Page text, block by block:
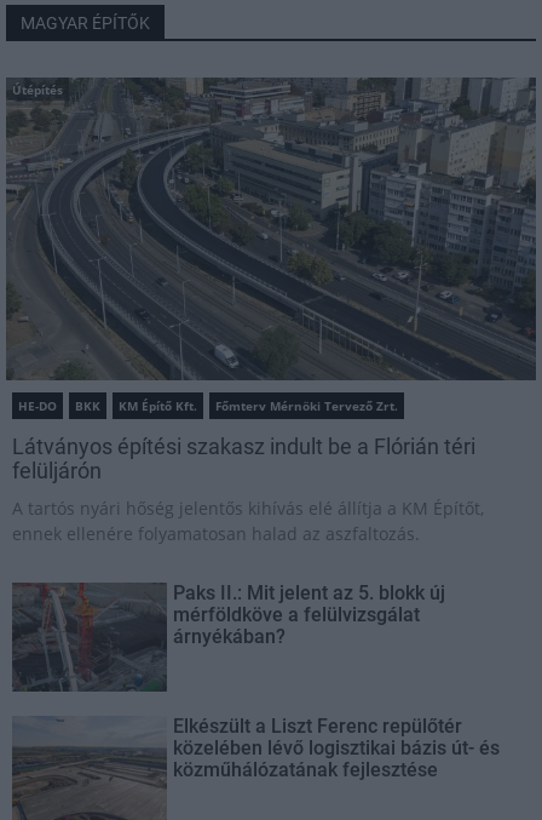
MAGYAR ÉPÍTŐK
Útépítés
HE-DO BKK KM Építő Kft. Főmterv Mérnöki Tervező Zrt.
Látványos építési szakasz indult be a Flórián téri
felüljárón
A tartós nyári hőség jelentős kihívás elé állítja a KM Építőt,
ennek ellenére folyamatosan halad az aszfaltozás.
Paks II.: Mit jelent az 5. blokk új
mérföldköve a felülvizsgálat
árnyékában?
Elkészült a Liszt Ferenc repülőtér
közelében lévő logisztikai bázis út- és
közműhálózatának fejlesztése